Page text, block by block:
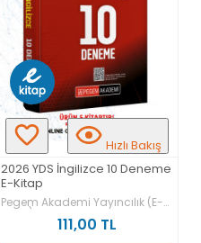
Hızlı Bakış
2026 YDS İngilizce 10 Deneme
E-Kitap
Pegem Akademi Yayıncılık (E-
Kitap)
111,00 TL